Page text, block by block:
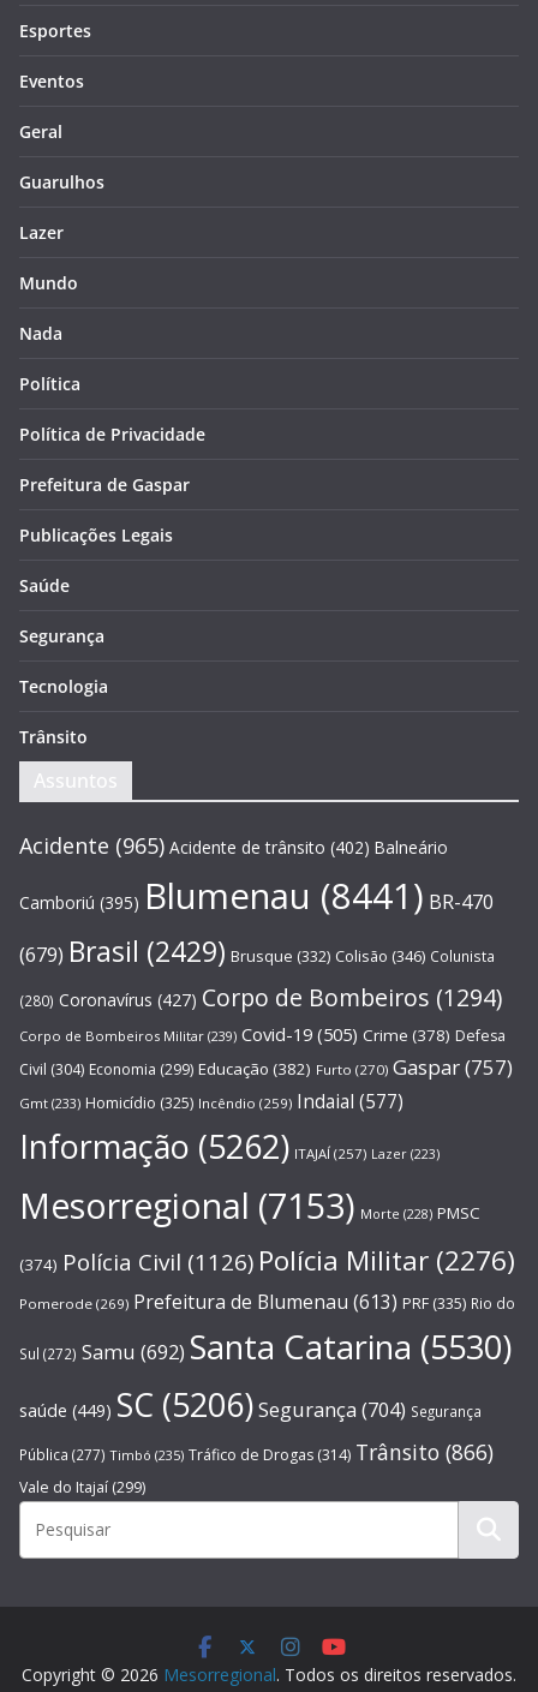
Esportes
Eventos
Geral
Guarulhos
Lazer
Mundo
Nada
Política
Política de Privacidade
Prefeitura de Gaspar
Publicações Legais
Saúde
Segurança
Tecnologia
Trânsito
Assuntos
Acidente (965) Acidente de trânsito (402) Balneário
Camboriú (395) Blumenau (8441) BR-470
(679) Brasil (2429) Brusque (332) Colisão (346) Colunista
(280) Coronavírus (427) Corpo de Bombeiros (1294)
Corpo de Bombeiros Militar (239) Covid-19 (505) Crime (378) Defesa
Civil (304) Economia (299) Educação (382) Furto (270) Gaspar(757)
Gmt (233) Homicídio (325) Incêndio (259) Indaial (577)
Informação (5262) ITAJAÍ (257) Lazer (223)
Mesorregional (7153) Morte (228) PMSC
(374) Polícia Civil (1126) Polícia Militar (2276)
Pomerode (269) Prefeitura de Blumenau (613) PRF (335) Rio do
Sul (272) Samu (692) Santa Catarina (5530)
saúde (449) SC (5206)Segurança (704) Segurança
Pública (277) Timbó (235) Tráfico de Drogas (314) Trânsito (866)
Vale do Itajaí (299)
Copyright © 2026 Mesorregional. Todos os direitos reservados.